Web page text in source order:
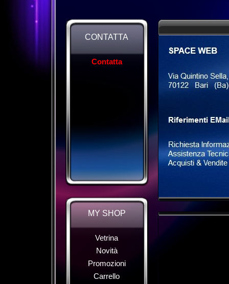
CONTATTA
Contatta
MY SHOP
Vetrina
Novità
Promozioni
Carrello